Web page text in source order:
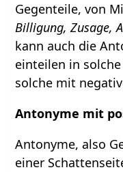
Gegenteile, von
Billigung, Zusage,
kann auch die
einteilen in
solche mit
Antonyme mit
Antonyme, also
einer